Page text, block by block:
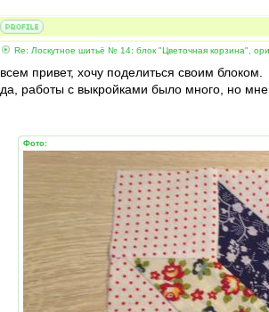
Re: Лоскутное шитьё № 14: блок "Цветочная корзина",
всем привет, хочу поделиться своим блоком.
да, работы с выкройками было много, но
Фото: